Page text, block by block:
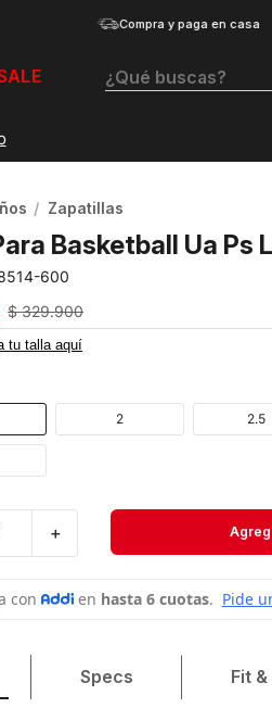
Compra y paga en casa
¿Qué buscas?
Zapatillas
Basketball Ua Ps
600
$ 329.900
tu talla aquí
2 2.5
＋
Specs Fit
Botas
Tenis Mujer
Velociti Distance